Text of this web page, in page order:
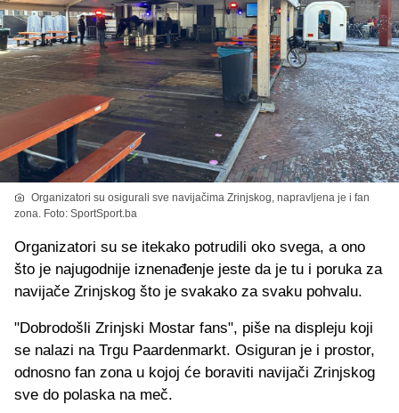
Organizatori su osigurali sve navijačima Zrinjskog, napravljena je i fan
zona. Foto: SportSport.ba
Organizatori su se itekako potrudili oko svega, a ono
što je najugodnije iznenađenje jeste da je tu i poruka za
navijače Zrinjskog što je svakako za svaku pohvalu.
"Dobrodošli Zrinjski Mostar fans", piše na displeju koji
se nalazi na Trgu Paardenmarkt. Osiguran je i prostor,
odnosno fan zona u kojoj će boraviti navijači Zrinjskog
sve do polaska na meč.